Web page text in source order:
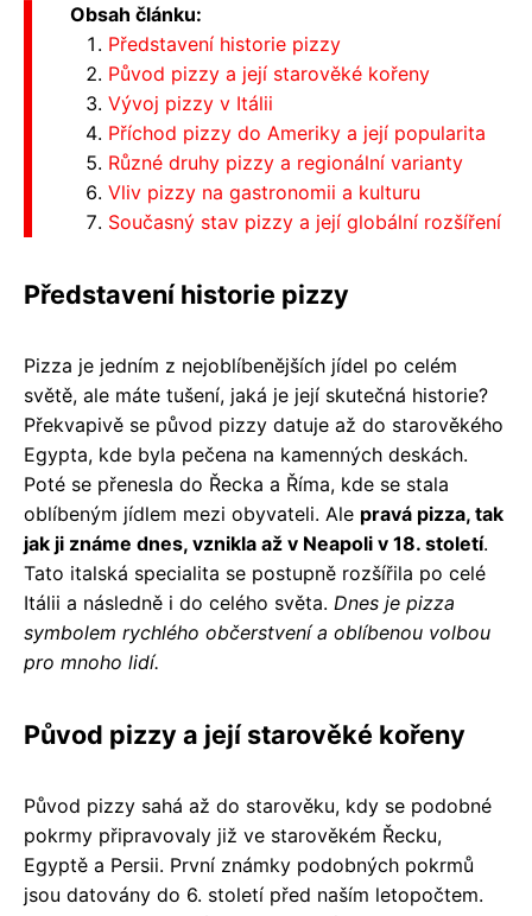
Obsah článku:
Představení historie pizzy
Původ pizzy a její starověké kořeny
Vývoj pizzy v Itálii
Příchod pizzy do Ameriky a její popularita
Různé druhy pizzy a regionální varianty
Vliv pizzy na gastronomii a kulturu
Současný stav pizzy a její globální rozšíření
Představení historie pizzy
Pizza je jedním z nejoblíbenějších jídel po celém
světě, ale máte tušení, jaká je její skutečná historie?
Překvapivě se původ pizzy datuje až do starověkého
Egypta, kde byla pečena na kamenných deskách.
Poté se přenesla do Řecka a Říma, kde se stala
oblíbeným jídlem mezi obyvateli. Ale pravá pizza, tak
jak ji známe dnes, vznikla až v Neapoli v 18. století.
Tato italská specialita se postupně rozšířila po celé
Itálii a následně i do celého světa. Dnes je pizza
symbolem rychlého občerstvení a oblíbenou volbou
pro mnoho lidí.
Původ pizzy a její starověké kořeny
Původ pizzy sahá až do starověku, kdy se podobné
pokrmy připravovaly již ve starověkém Řecku,
Egyptě a Persii. První známky podobných pokrmů
jsou datovány do 6. století před naším letopočtem.